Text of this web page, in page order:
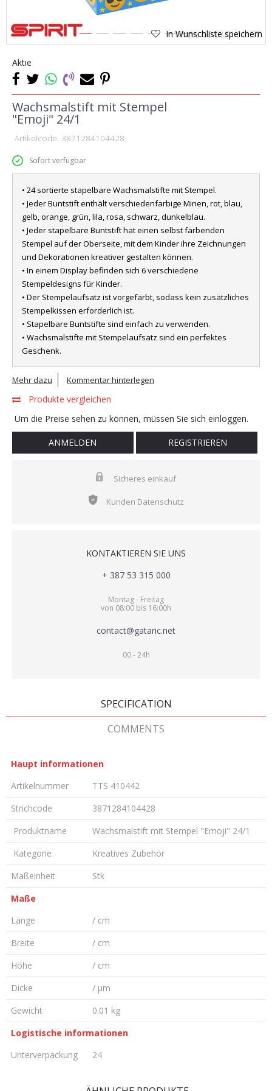
1 2 3 4 5 6 7
In Wunschliste speichern
Aktie
Wachsmalstift mit Stempel
"Emoji" 24/1
Artikelcode: 3871284104428
Sofort verfügbar
• 24 sortierte stapelbare Wachsmalstifte mit Stempel.
• Jeder Buntstift enthält verschiedenfarbige Minen, rot, blau,
gelb, orange, grün, lila, rosa, schwarz, dunkelblau.
• Jeder stapelbare Buntstift hat einen selbst färbenden
Stempel auf der Oberseite, mit dem Kinder ihre Zeichnungen
und Dekorationen kreativer gestalten können.
• In einem Display befinden sich 6 verschiedene
Stempeldesigns für Kinder.
• Der Stempelaufsatz ist vorgefärbt, sodass kein zusätzliches
Stempelkissen erforderlich ist.
• Stapelbare Buntstifte sind einfach zu verwenden.
• Wachsmalstifte mit Stempelaufsatz sind ein perfektes
Geschenk.
Mehr dazu Kommentar hinterlegen
Produkte vergleichen
Um die Preise sehen zu können, müssen Sie sich einloggen.
ANMELDEN REGISTRIEREN
Sicheres einkauf
Kunden Datenschutz
KONTAKTIEREN SIE UNS
+ 387 53 315 000
Montag - Freitag
von 08:00 bis 16:00h
contact@gataric.net
00 - 24h
SPECIFICATION
COMMENTS
Haupt informationen
Artikelnummer
TTS 410442
Strichcode
3871284104428
Produktname
Wachsmalstift mit Stempel "Emoji" 24/1
Kategorie
Kreatives Zubehör
Maßeinheit
Stk
Maße
Länge
/ cm
Breite
/ cm
Höhe
/ cm
Dicke
/ µm
Gewicht
0.01 kg
Logistische informationen
Unterverpackung
24